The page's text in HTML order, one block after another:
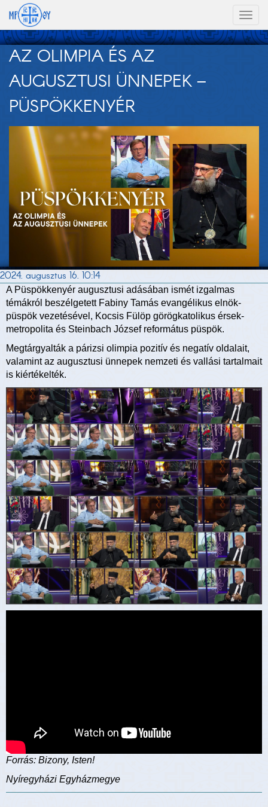
AZ OLIMPIA ÉS AZ
AUGUSZTUSI ÜNNEPEK –
PÜSPÖKKENYÉR
2024. augusztus 16. 10:14
A Püspökkenyér augusztusi adásában ismét izgalmas
témákról beszélgetett Fabiny Tamás evangélikus elnök-
püspök vezetésével, Kocsis Fülöp görögkatolikus érsek-
metropolita és Steinbach József református püspök.
Megtárgyalták a párizsi olimpia pozitív és negatív oldalait,
valamint az augusztusi ünnepek nemzeti és vallási tartalmait
is kiértékelték.
Forrás: Bizony, Isten!
Nyíregyházi Egyházmegye